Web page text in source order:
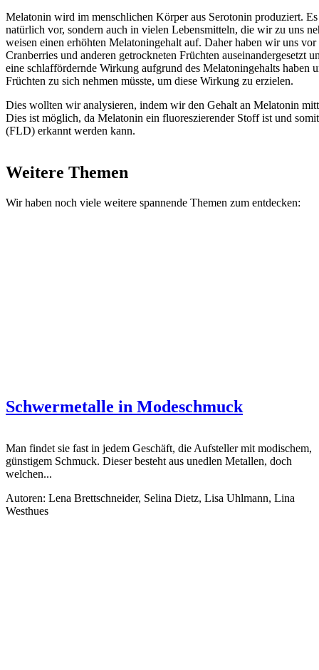
Melatonin wird im menschlichen Körper aus Serotonin produziert.
natürlich vor, sondern auch in vielen Lebensmitteln, die wir zu uns
weisen einen erhöhten Melatoningehalt auf. Daher haben wir uns
Cranberries und anderen getrockneten Früchten auseinandergesetzt
eine schlaffördernde Wirkung aufgrund des Melatoningehalts haben
Früchten zu sich nehmen müsste, um diese Wirkung zu erzielen.
Dies wollten wir analysieren, indem wir den Gehalt an Melatonin
Dies ist möglich, da Melatonin ein fluoreszierender Stoff ist und
(FLD) erkannt werden kann.
Weitere Themen
Wir haben noch viele weitere spannende Themen zum entdecken:
Schwermetalle in Modeschmuck
Man findet sie fast in jedem Geschäft, die Aufsteller mit modischem,
günstigem Schmuck. Dieser besteht aus unedlen Metallen, doch
welchen...
Autoren: Lena Brettschneider, Selina Dietz, Lisa Uhlmann, Lina
Westhues